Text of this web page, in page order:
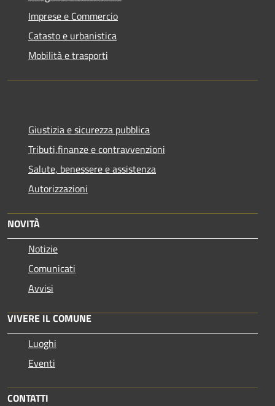
Imprese e Commercio
Catasto e urbanistica
Mobilità e trasporti
Giustizia e sicurezza pubblica
Tributi,finanze e contravvenzioni
Salute, benessere e assistenza
Autorizzazioni
NOVITÀ
Notizie
Comunicati
Avvisi
VIVERE IL COMUNE
Luoghi
Eventi
CONTATTI